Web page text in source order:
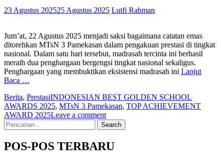
23 Agustus 202525 Agustus 2025 Lutfi Rahman
Jum’at, 22 Agustus 2025 menjadi saksi bagaimana catatan emas
ditorehkan MTsN 3 Pamekasan dalam pengakuan prestasi di tingkat
nasional. Dalam satu hari tersebut, madrasah tercinta ini berhasil
meraih dua penghargaan bergengsi tingkat nasional sekaligus.
Penghargaan yang membuktikan eksistensi madrasah ini Lanjut
Baca …
Berita, PrestasiINDONESIAN BEST GOLDEN SCHOOL
AWARDS 2025, MTsN 3 Pamekasan, TOP ACHIEVEMENT
AWARD 2025Leave a comment
Search
for:
POS-POS TERBARU